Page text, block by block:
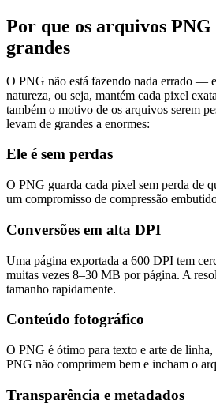
Por que os arquivos
grandes
O PNG não está fazendo nada errado —
natureza, ou seja, mantém cada pixel
também o motivo de os arquivos serem
levam de grandes a enormes:
Ele é sem perdas
O PNG guarda cada pixel sem perda de
um compromisso de compressão
Conversões em alta DPI
Uma página exportada a 600 DPI tem
muitas vezes 8–30 MB por página. A
tamanho rapidamente.
Conteúdo fotográfico
O PNG é ótimo para texto e arte de
PNG não comprimem bem e incham o
Transparência e metadados